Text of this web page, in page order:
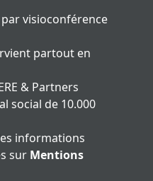
visioconférence
partout en
& Partners
social de 10.000
informations
sur Mentions